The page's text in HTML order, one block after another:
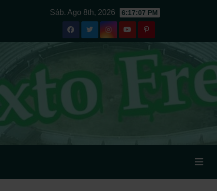
Sáb. Ago 8th, 2026 6:17:07 PM